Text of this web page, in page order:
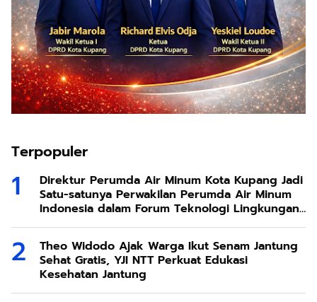
Terpopuler
Direktur Perumda Air Minum Kota Kupang Jadi
Satu-satunya Perwakilan Perumda Air Minum
Indonesia dalam Forum Teknologi Lingkungan
di Taiwan
Theo Widodo Ajak Warga Ikut Senam Jantung
Sehat Gratis, YJI NTT Perkuat Edukasi
Kesehatan Jantung